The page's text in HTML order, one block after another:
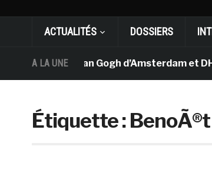
ACTUALITÉS DOSSIERS
A LA UNE
Le musée Van Gogh d’Amsterdam et DHL
Étiquette :